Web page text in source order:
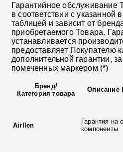
Гарантийное обслуживание
в соответствии с указанной
таблицей и зависит от
приобретаемого Товара.
устанавливается
предоставляет Покупателю
дополнительной гарантии,
помеченных маркером (*)
Бренд/
Категория товара
Описание
Airllen
Гарантия на
компоненты